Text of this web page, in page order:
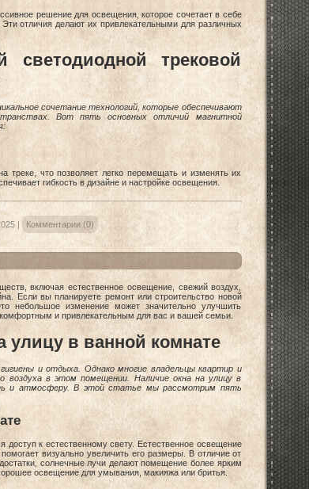
решение для освещения, которое сочетает в себе
отличия делают их привлекательными для различных
трековой
сочетание технологий, которые обеспечивают
Вот пять основных отличий магнитной
треке, что позволяет легко перемещать и изменять их
гибкость в дизайне и настройке освещения.
| Комментарии (0)
включая естественное освещение, свежий воздух,
Если вы планируете ремонт или строительство новой
небольшое изменение может значительно улучшить
и привлекательным для вас и вашей семьи.
улицу в ванной комнате
и отдыха. Однако многие владельцы квартир и
в этом помещении. Наличие окна на улицу в
и атмосферу. В этой статье мы рассмотрим пять
к естественному свету. Естественное освещение
визуально увеличить его размеры. В отличие от
солнечные лучи делают помещение более ярким
освещение для умывания, макияжа или бритья.